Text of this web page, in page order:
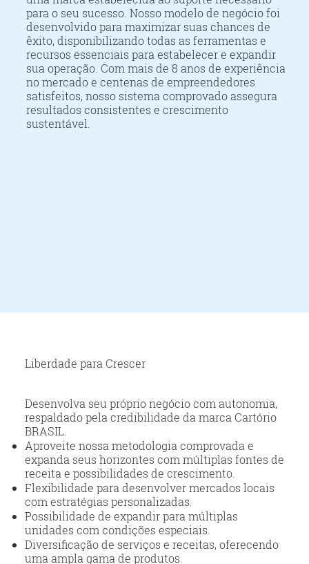
para o seu sucesso. Nosso modelo de negócio foi
desenvolvido para maximizar suas chances de
êxito, disponibilizando todas as ferramentas e
recursos essenciais para estabelecer e expandir
sua operação. Com mais de 8 anos de experiência
no mercado e centenas de empreendedores
satisfeitos, nosso sistema comprovado assegura
resultados consistentes e crescimento
sustentável.
Desenvolva seu próprio negócio com autonomia,
respaldado pela credibilidade da marca Cartório
BRASIL.
Aproveite nossa metodologia comprovada e
expanda seus horizontes com múltiplas fontes de
receita e possibilidades de crescimento.
Flexibilidade para desenvolver mercados locais
com estratégias personalizadas.
Possibilidade de expandir para múltiplas
unidades com condições especiais.
Diversificação de serviços e receitas, oferecendo
uma ampla gama de produtos.
Liberdade para Crescer